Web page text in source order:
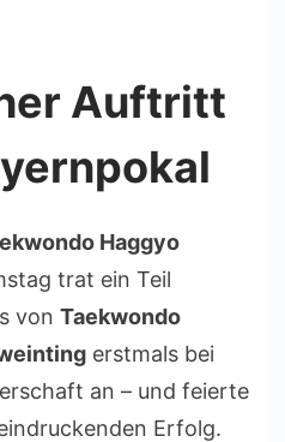
Auftritt
Haggyo
trat ein Teil
von Taekwondo
erstmals bei
an – und feierte
Erfolg.